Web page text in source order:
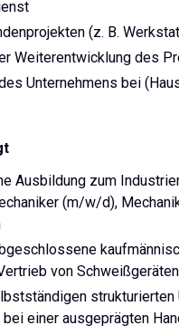
(z. B.
Weiterentwicklung des
Unternehmens bei
Ausbildung zum
(m/w/d),
von Schweißgeräten
einer ausgeprägten